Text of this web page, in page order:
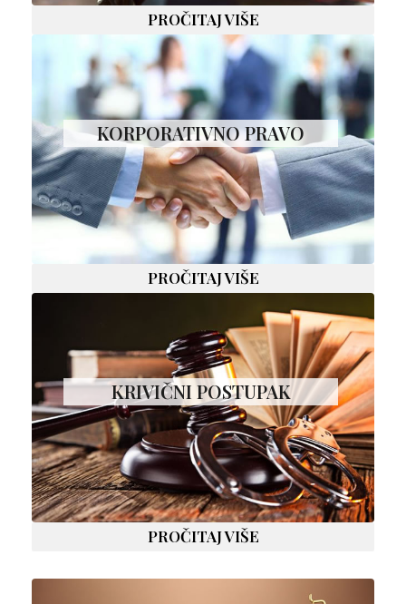
PROČITAJ VIŠE
KORPORATIVNO PRAVO
PROČITAJ VIŠE
KRIVIČNI POSTUPAK
PROČITAJ VIŠE